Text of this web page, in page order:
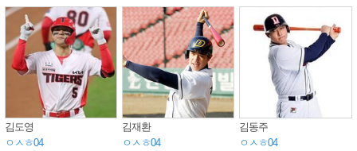
김도영
ㅇㅅㅎ04
김재환
ㅇㅅㅎ04
김동주
ㅇㅅㅎ04